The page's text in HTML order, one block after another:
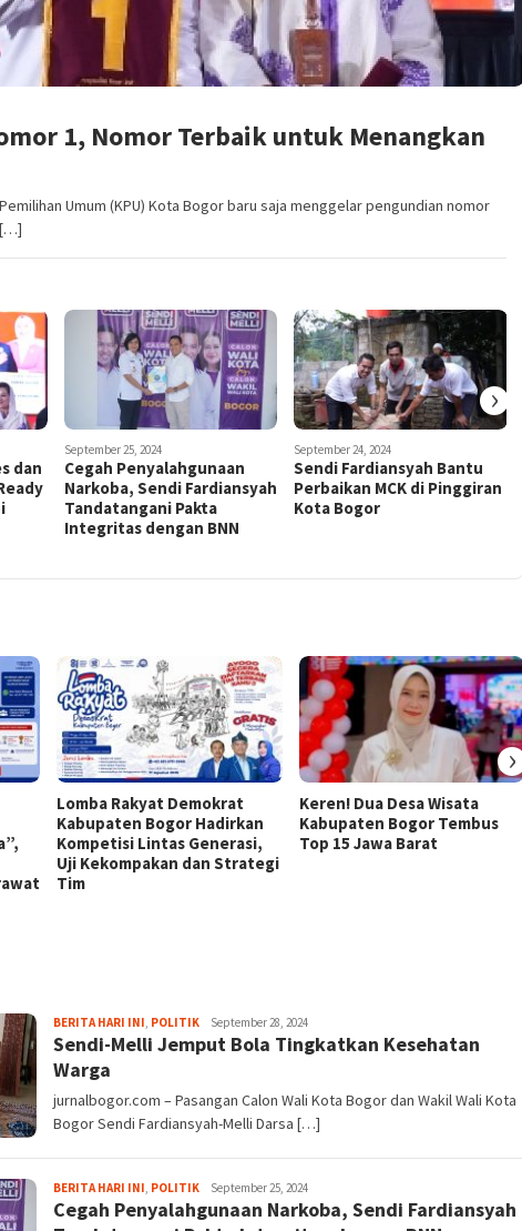
1, Nomor Terbaik untuk Menangkan
Umum (KPU) Kota Bogor baru saja menggelar pengundian nomor
[…]
dan
September 25, 2024
Cegah Penyalahgunaan
Narkoba, Sendi Fardiansyah
Tandatangani Pakta
Integritas dengan BNN
September 24, 2024
Sendi Fardiansyah Bantu
Perbaikan MCK di Pinggiran
Kota Bogor
›
Lomba Rakyat Demokrat
Kabupaten Bogor Hadirkan
Kompetisi Lintas Generasi,
Uji Kekompakan dan Strategi
Tim
Keren! Dua Desa Wisata
Kabupaten Bogor Tembus
Top 15 Jawa Barat
›
BERITA HARI INI, POLITIKFredy
Kristianto
September 28, 2024
Sendi-Melli Jemput Bola Tingkatkan Kesehatan
Warga
jurnalbogor.com – Pasangan Calon Wali Kota Bogor dan Wakil Wali Kota
Bogor Sendi Fardiansyah-Melli Darsa […]
BERITA HARI INI, POLITIKFredy
Kristianto
September 25, 2024
Cegah Penyalahgunaan Narkoba, Sendi Fardiansyah